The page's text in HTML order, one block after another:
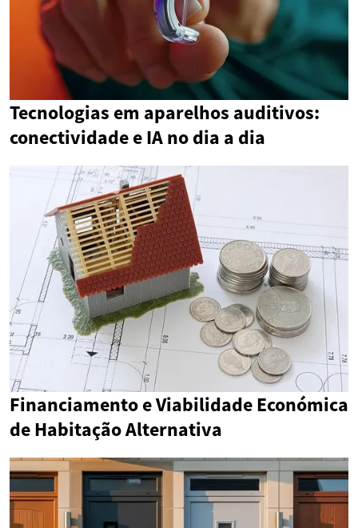
Tecnologias em aparelhos auditivos:
conectividade e IA no dia a dia
Financiamento e Viabilidade Económica
de Habitação Alternativa